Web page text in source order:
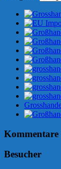
Kommentare
Besucher